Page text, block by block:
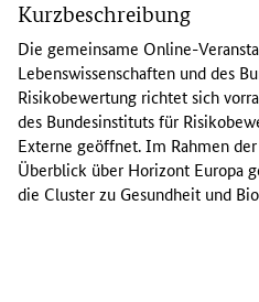
e
g
e
m
e
i
n
s
Kurzbeschreibung
Die gemeinsame Online-
Lebenswissenschaften und des
Risikobewertung richtet sich
des Bundesinstituts für
Externe geöffnet. Im Rahmen
Überblick über Horizont Europa
die Clusterzu Gesundheit und